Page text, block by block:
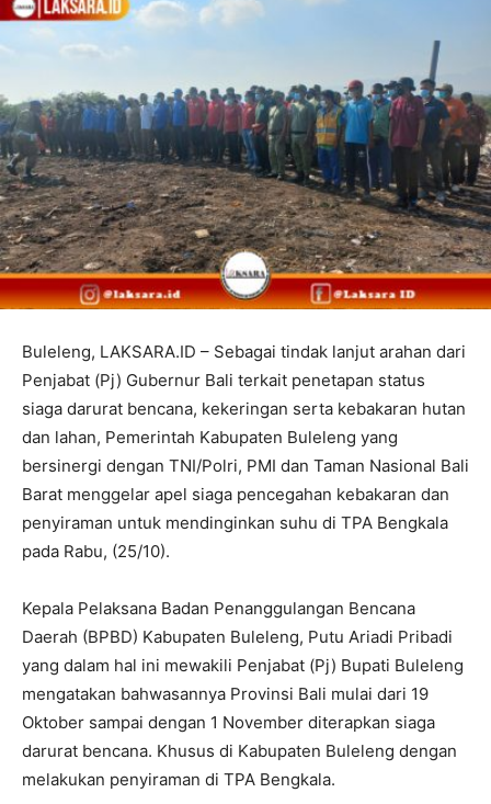
Buleleng, LAKSARA.ID – Sebagai tindak lanjut arahan dari
Penjabat (Pj) Gubernur Bali terkait penetapan status
siaga darurat bencana, kekeringan serta kebakaran hutan
dan lahan, Pemerintah Kabupaten Buleleng yang
bersinergi dengan TNI/Polri, PMI dan Taman Nasional Bali
Barat menggelar apel siaga pencegahan kebakaran dan
penyiraman untuk mendinginkan suhu di TPA Bengkala
pada Rabu, (25/10).
Kepala Pelaksana Badan Penanggulangan Bencana
Daerah (BPBD) Kabupaten Buleleng, Putu Ariadi Pribadi
yang dalam hal ini mewakili Penjabat (Pj) Bupati Buleleng
mengatakan bahwasannya Provinsi Bali mulai dari 19
Oktober sampai dengan 1 November diterapkan siaga
darurat bencana. Khusus di Kabupaten Buleleng dengan
melakukan penyiraman di TPA Bengkala.